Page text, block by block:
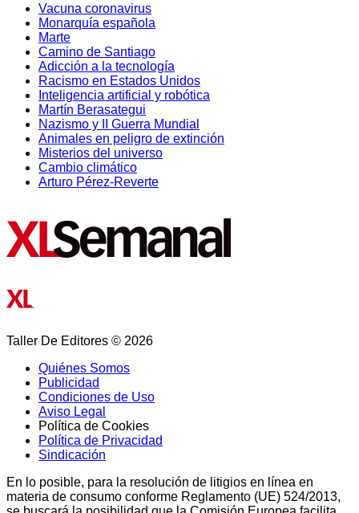
Vacuna coronavirus
Monarquía española
Marte
Camino de Santiago
Adicción a la tecnología
Racismo en Estados Unidos
Inteligencia artificial y robótica
Martín Berasategui
Nazismo y II Guerra Mundial
Animales en peligro de extinción
Misterios del universo
Cambio climático
Arturo Pérez-Reverte
Taller De Editores © 2026
Quiénes Somos
Publicidad
Condiciones de Uso
Aviso Legal
Política de Cookies
Política de Privacidad
Sindicación
En lo posible, para la resolución de litigios en línea en
materia de consumo conforme Reglamento (UE) 524/2013,